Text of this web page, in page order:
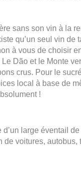
sans son vin à la
qu’un seul vin de
à vous de choisir
Dão et le Monte
crus. Pour le
local à base de
!
d’un large éventail
de voitures, autobus,